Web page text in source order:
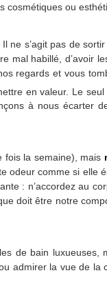
cosmétiques ou
ne s’agit pas de
mal habillé, d’avoir
regards et vous
en valeur. Le
à nous écarter
fois la semaine), mais
odeur comme si elle
: n’accordez au
doit être notre
de bain luxueuses,
admirer la vue de la